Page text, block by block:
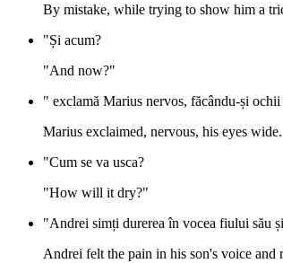
By mistake, while trying to show him a
"Și acum?
"And now?"
" exclamă Marius nervos, făcându-și ochii
Marius exclaimed, nervous, his eyes wide.
"Cum se va usca?
"How will it dry?"
"Andrei simți durerea în vocea fiului său
Andrei felt the pain in his son's voice and